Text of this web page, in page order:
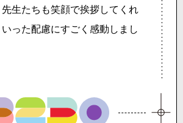
生たちも笑顔で挨拶してくれ
った配慮にすごく感動しまし